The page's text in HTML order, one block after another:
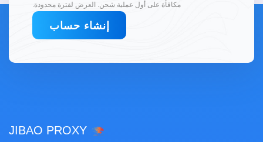
مكافأة على أول عملية شحن. العرض لفترة محدودة.
إنشاء حساب
JIBAO PROXY